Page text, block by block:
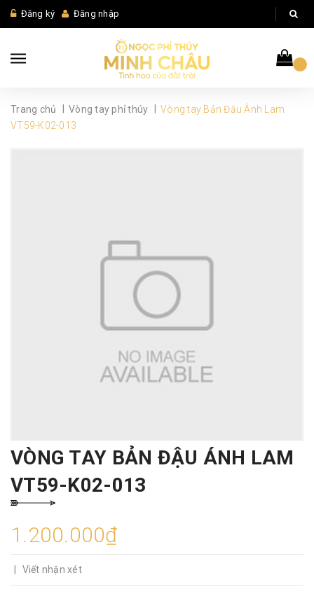
Đăng ký Đăng nhập
Trang chủ Vòng tay phỉ thúy
Vòng tay Bản Đậu Ánh Lam
VT59-K02-013
VÒNG TAY BẢN ĐẬU ÁNH LAM
VT59-K02-013
1.200.000₫
Viết nhận xét